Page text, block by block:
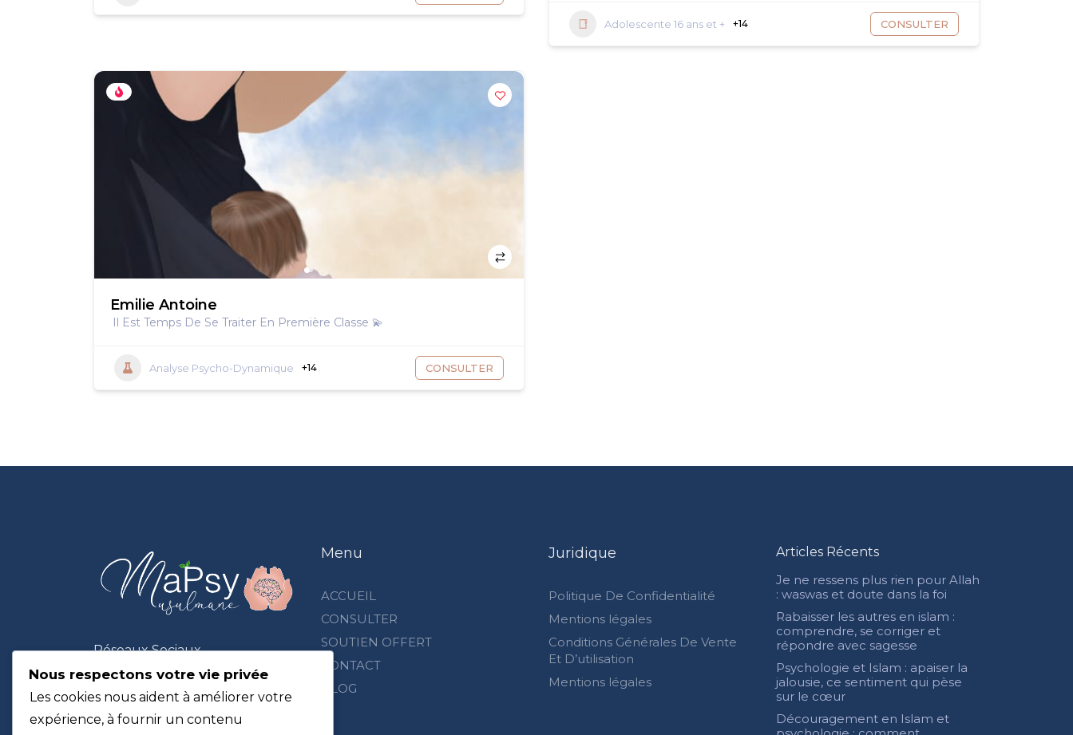
Adolescente 16 ans et + +14 CONSULTER
Emilie Antoine
Il Est Temps De Se Traiter En Première Classe 💫
Analyse Psycho-Dynamique +14 CONSULTER
Réseaux Sociaux
Menu
ACCUEIL
CONSULTER
SOUTIEN OFFERT
CONTACT
BLOG
Juridique
Politique De Confidentialité
Mentions légales
Conditions Générales De Vente
Et D’utilisation
Mentions légales
Articles Récents
Je ne ressens plus rien pour Allah
: waswas et doute dans la foi
Rabaisser les autres en islam :
comprendre, se corriger et
répondre avec sagesse
Psychologie et Islam : apaiser la
jalousie, ce sentiment qui pèse
sur le cœur
Découragement en Islam et
Nous respectons votre vie privée
Les cookies nous aident à améliorer votre
expérience, à fournir un contenu